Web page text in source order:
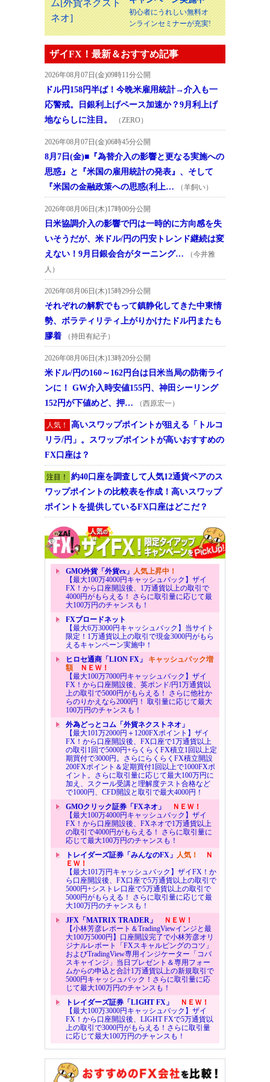
初心者にうれしい無料オ
ンラインセミナーが充実!
ザイFX！最新＆おすすめ記事
2026年08月07日(金)09時11分公開
ドル円158円半ば！今晩米雇用統計→介入も一
応警戒。日銀利上げペース加速か？9月利上げ
地ならしに注目。
（ZERO）
2026年08月07日(金)06時45分公開
8月7日(金)■『為替介入の影響と更なる実施への
思惑』と『米国の雇用統計の発表』、そして
『米国の金融政策への思惑(利上…
（羊飼い）
2026年08月06日(木)17時00分公開
日米協調介入の影響で円は一時的に方向感を失
いそうだが、米ドル/円の円安トレンド継続は変
えない！9月日銀会合がターニング…
（今井雅
人）
2026年08月06日(木)15時29分公開
それぞれの解釈でもって鎮静化してきた中東情
勢、ボラティリティ上がりかけたドル円またも
膠着
（持田有紀子）
2026年08月06日(木)13時20分公開
米ドル/円の160～162円台は日米当局の防衛ライ
ンに！ GW介入時安値155円、神田シーリング
152円が下値めど、押…
（西原宏一）
人気！
高いスワップポイントが狙える「トルコ
リラ/円」。スワップポイントが高いおすすめの
FX口座は？
注目！
約40口座を調査して人気12通貨ペアのス
ワップポイントの比較表を作成！高いスワップ
ポイントを提供しているFX口座はどこだ？
GMO外貨「外貨ex」 人気上昇中！
【最大100万4000円キャッシュバック】ザイ
FX！から口座開設後、1万通貨以上の取引で
4000円がもらえる！ さらに取引量に応じて最
大100万円のチャンスも！
FXブロードネット
【最大6万3000円キャッシュバック】当サイト
限定！1万通貨以上の取引で現金3000円がもら
えるキャンペーン実施中！
ヒロセ通商「LION FX」 キャッシュバック増
額ＮＥＷ！
【最大100万7000円キャッシュバック】ザイ
FX！から口座開設後、英ポンド/円1万通貨以
上の取引で5000円がもらえる！ さらに他社か
らのりかえなら2000円！ 取引量に応じて最大
100万円のチャンスも！
外為どっとコム「外貨ネクストネオ」
【最大101万2000円＋1200FXポイント】ザイ
FX！から口座開設後、FX口座で1万通貨以上
の取引1回で5000円+らくらくFX積立1回以上定
期買付で3000円。さらにらくらくFX積立開設
200FXポイント＆定期買付1回以上で1000FXポ
イント。さらに取引量に応じて最大100万円に
加え、スクール受講と理解度テスト合格など
で1000円、CFD開設と取引で最大4000円！
GMOクリック証券「FXネオ」
ＮＥＷ！
【最大100万4000円キャッシュバック】ザイ
FX！から口座開設後、FXネオで1万通貨以上
の取引で4000円がもらえる！ さらに取引量に
応じて最大100万円のチャンスも！
トレイダーズ証券「みんなのFX」 人気！
Ｎ
ＥＷ！
【最大101万円キャッシュバック】ザイFX！か
ら口座開設後、FX口座で5万通貨以上の取引で
5000円+シストレ口座で5万通貨以上の取引で
5000円がもらえる！ さらに取引量に応じて最
大100万円のチャンスも！
JFX「MATRIX TRADER」
ＮＥＷ！
【小林芳彦レポート＆TradingViewインジと最
大100万5000円】口座開設完了で小林芳彦オリ
ジナルレポート「FXスキャルピングのコツ」
およびTradingView専用インジケーター「コバ
スキャインジ」当日プレゼント＆専用フォー
ムからの申込と合計1万通貨以上の新規取引で
5000円キャッシュバック！さらに取引量に応
じて最大100万円のチャンスも！
トレイダーズ証券「LIGHT FX」
ＮＥＷ！
【最大100万3000円キャッシュバック】ザイ
FX！から口座開設後、LIGHT FXで5万通貨以
上の取引で3000円がもらえる！さらに取引量
に応じて最大100万円のチャンスも！